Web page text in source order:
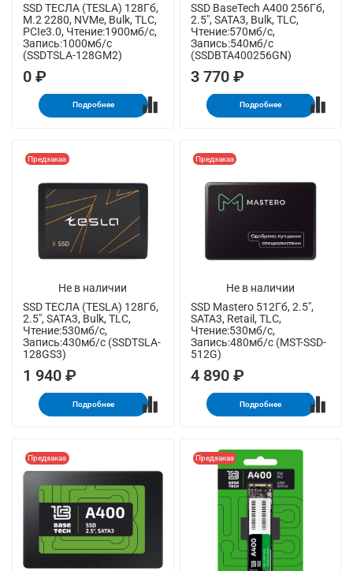
SSD ТЕСЛА (TESLA) 128Гб,
M.2 2280, NVMe, Bulk, TLC,
PCIe3.0, Чтение:1900мб/с,
Запись:1000мб/с
(SSDTSLA-128GM2)
0 ₽
Подробнее
SSD BaseTech A400 256Гб,
2.5", SATA3, Bulk, TLC,
Чтение:570мб/с,
Запись:540мб/с
(SSDBTA400256GN)
3 770 ₽
Подробнее
Не в наличии
Предзаказ
SSD ТЕСЛА (TESLA) 128Гб,
2.5", SATA3, Bulk, TLC,
Чтение:530мб/с,
Запись:430мб/с (SSDTSLA-
128GS3)
1 940 ₽
Подробнее
Не в наличии
Предзаказ
SSD Mastero 512Гб, 2.5",
SATA3, Retail, TLC,
Чтение:530мб/с,
Запись:480мб/с (MST-SSD-
512G)
4 890 ₽
Подробнее
Предзаказ Предзаказ